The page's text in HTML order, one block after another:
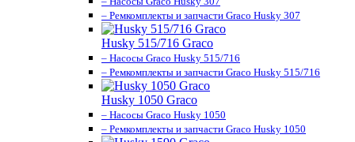
– Ремкомплекты и запчасти Graco Husky 307
Husky 515/716 Graco
– Насосы Graco Husky 515/716
– Ремкомплекты и запчасти Graco Husky 515/716
Husky 1050 Graco
– Насосы Graco Husky 1050
– Ремкомплекты и запчасти Graco Husky 1050